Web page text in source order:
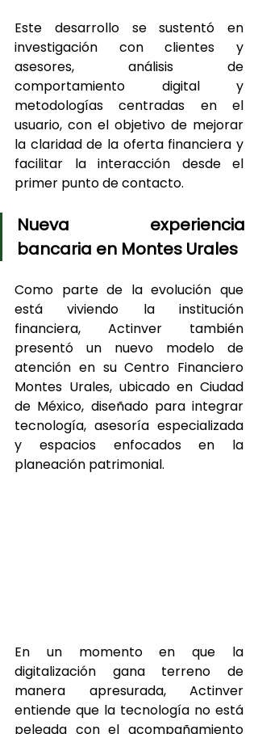
Este desarrollo se sustentó en
investigación con clientes y
asesores, análisis de
comportamiento digital y
metodologías centradas en el
usuario, con el objetivo de mejorar
la claridad de la oferta financiera y
facilitar la interacción desde el
primer punto de contacto.
Nueva experiencia
bancaria en Montes Urales
Como parte de la evolución que
está viviendo la institución
financiera, Actinver también
presentó un nuevo modelo de
atención en su Centro Financiero
Montes Urales, ubicado en Ciudad
de México, diseñado para integrar
tecnología, asesoría especializada
y espacios enfocados en la
planeación patrimonial.
En un momento en que la
digitalización gana terreno de
manera apresurada, Actinver
entiende que la tecnología no está
peleada con el acompañamiento